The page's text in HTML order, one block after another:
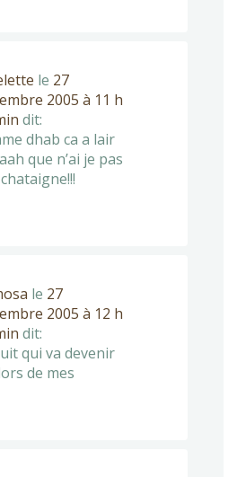
le 27
2005 à 11 h
dit:
dhab ca a lair
que n’ai je pas
le 27
2005 à 12 h
dit:
qui va devenir
de mes